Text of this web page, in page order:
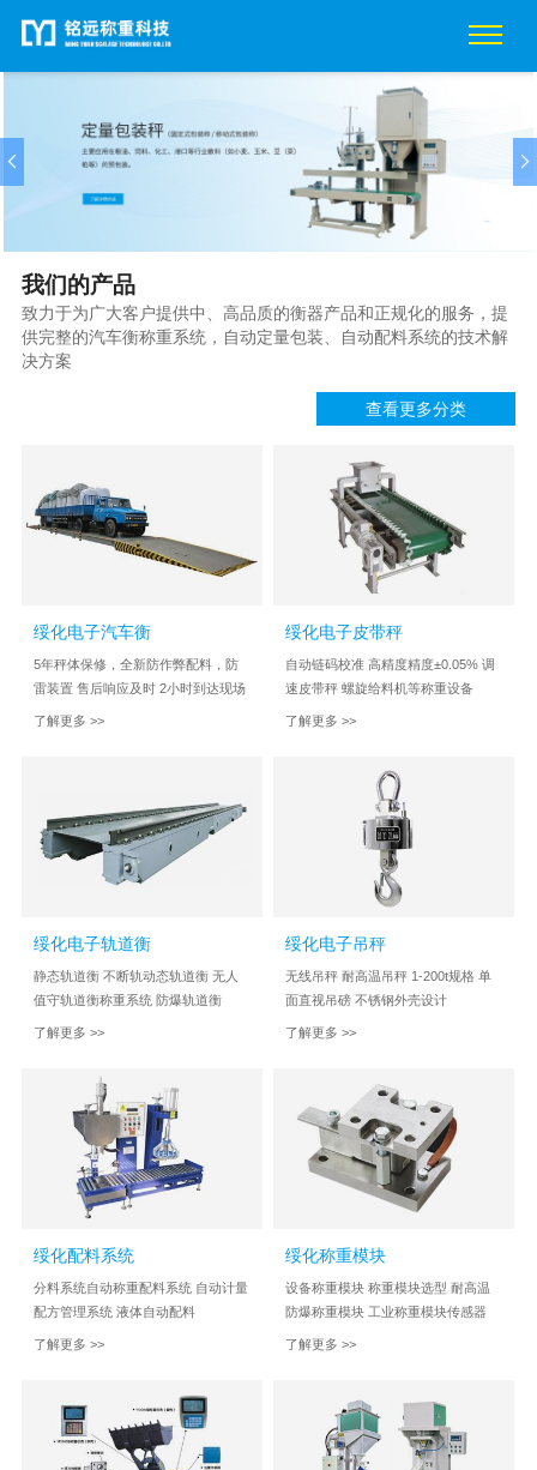
我们的产品
致力于为广大客户提供中、高品质的衡器产品和正规化的服务，提
供完整的汽车衡称重系统，自动定量包装、自动配料系统的技术解
决方案
查看更多分类
绥化电子汽车衡
5年秤体保修，全新防作弊配料，防
雷装置 售后响应及时 2小时到达现场
了解更多 >>
绥化电子皮带秤
自动链码校准 高精度精度±0.05% 调
速皮带秤 螺旋给料机等称重设备
了解更多 >>
绥化电子轨道衡
静态轨道衡 不断轨动态轨道衡 无人
值守轨道衡称重系统 防爆轨道衡
了解更多 >>
绥化电子吊秤
无线吊秤 耐高温吊秤 1-200t规格 单
面直视吊磅 不锈钢外壳设计
了解更多 >>
绥化配料系统
分料系统自动称重配料系统 自动计量
配方管理系统 液体自动配料
了解更多 >>
绥化称重模块
设备称重模块 称重模块选型 耐高温
防爆称重模块 工业称重模块传感器
了解更多 >>